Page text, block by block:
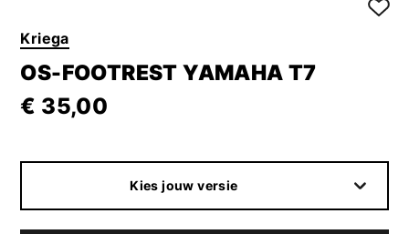
Kriega
OS-FOOTREST YAMAHA T7
€ 35,00
Kies jouw versie